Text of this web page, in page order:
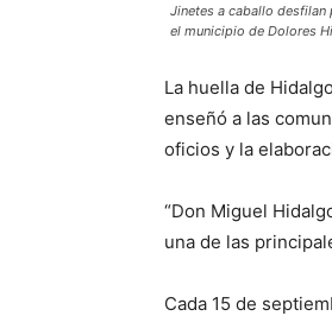
Jinetes a caballo desfilan
el municipio de Dolores
La huella de
enseñó a las
oficios y la
“Don Miguel
una de las
Cada 15 de